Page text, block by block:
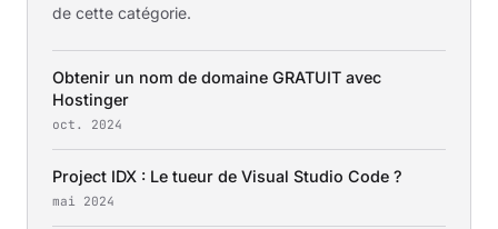
de cette catégorie.
Obtenir un nom de domaine GRATUIT avec
Hostinger
oct. 2024
Project IDX : Le tueur de Visual Studio Code ?
mai 2024